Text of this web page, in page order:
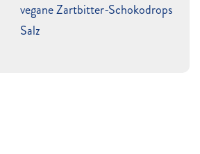
vegane Zartbitter-Schokodrops
Salz